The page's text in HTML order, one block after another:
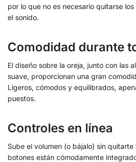
por lo que no es necesario quitarse
el sonido.
Comodidad durante
El diseño sobre la oreja, junto con las
suave, proporcionan una gran
Ligeros, cómodos y equilibrados,
puestos.
Controles en línea
Sube el volumen (o bájalo) sin quitarte
botones están cómodamente